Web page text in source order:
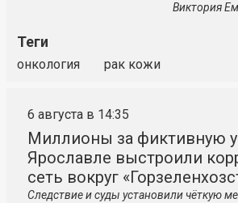
Виктория
Теги
онкология рак кожи
6 августа в 14:35
Миллионы за фиктивную
Ярославле выстроили
сеть вокруг
Следствие и суды установили чёткую